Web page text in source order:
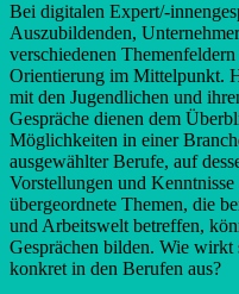
Bei digitalen Expert/-
Auszubildenden,
verschiedenen
Orientierung im Mittelpunkt.
mit den Jugendlichen und
Gespräche dienen dem
Möglichkeiten in einer
ausgewählter Berufe, auf
Vorstellungen und
übergeordnete Themen, die
und Arbeitswelt betreffen,
Gesprächen bilden. Wie
konkret in den Berufen aus?